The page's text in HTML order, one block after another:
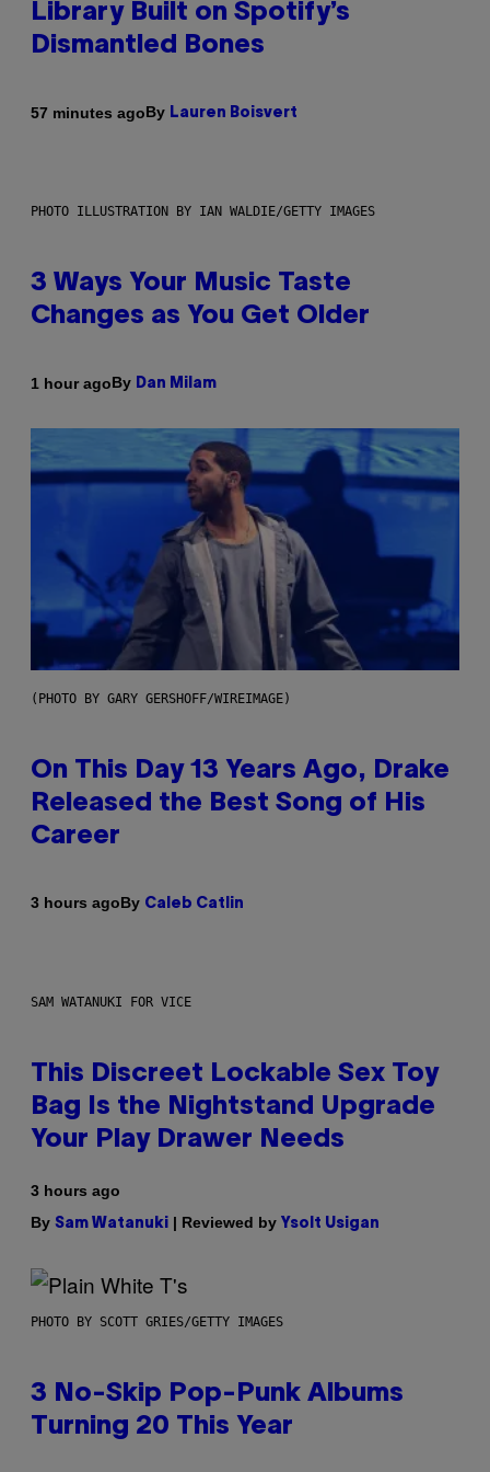
Library Built on Spotify’s
Dismantled Bones
57 minutes agoBy Lauren Boisvert
PHOTO ILLUSTRATION BY IAN WALDIE/GETTY IMAGES
3 Ways Your Music Taste
Changes as You Get Older
1 hour agoBy Dan Milam
(PHOTO BY GARY GERSHOFF/WIREIMAGE)
On This Day 13 Years Ago, Drake
Released the Best Song of His
Career
3 hours agoBy Caleb Catlin
SAM WATANUKI FOR VICE
This Discreet Lockable Sex Toy
Bag Is the Nightstand Upgrade
Your Play Drawer Needs
3 hours ago
By Sam Watanuki | Reviewed by Ysolt Usigan
PHOTO BY SCOTT GRIES/GETTY IMAGES
3 No-Skip Pop-Punk Albums
Turning 20 This Year